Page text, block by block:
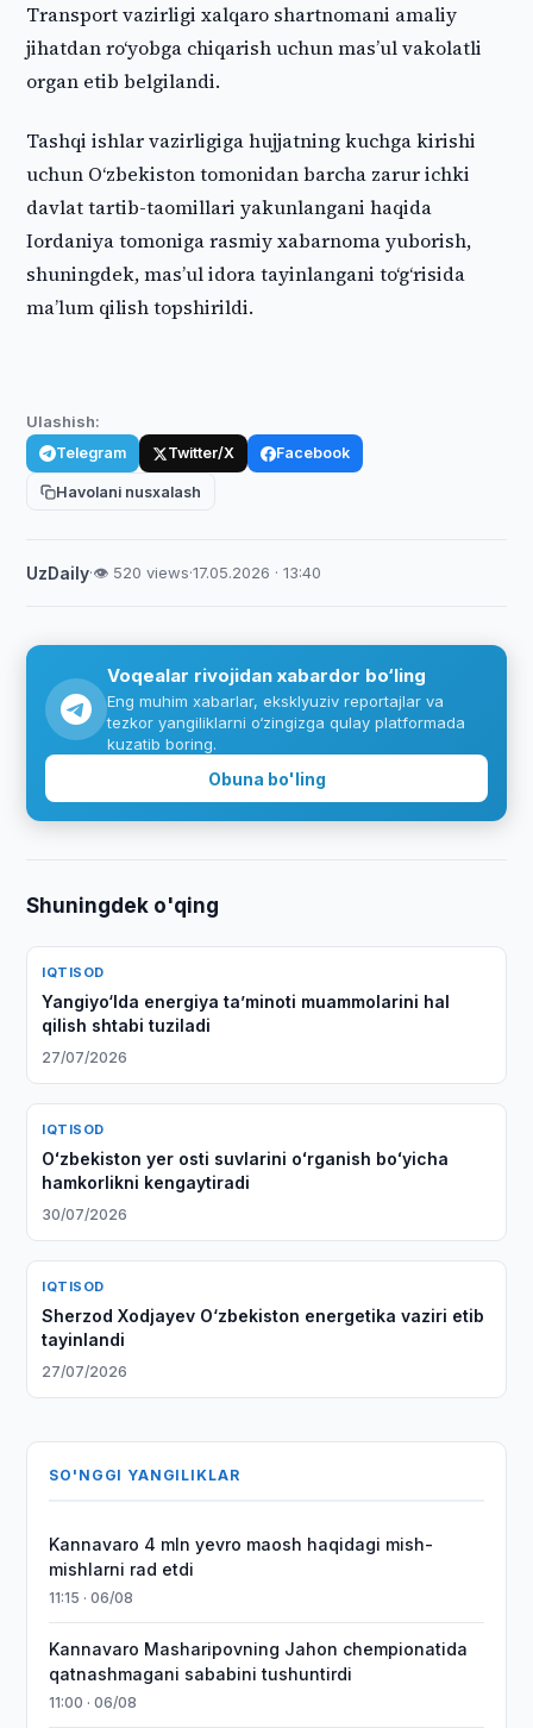
Transport vazirligi xalqaro shartnomani amaliy
jihatdan ro‘yobga chiqarish uchun masʼul vakolatli
organ etib belgilandi.
Tashqi ishlar vazirligiga hujjatning kuchga kirishi
uchun O‘zbekiston tomonidan barcha zarur ichki
davlat tartib-taomillari yakunlangani haqida
Iordaniya tomoniga rasmiy xabarnoma yuborish,
shuningdek, masʼul idora tayinlangani to‘g‘risida
maʼlum qilish topshirildi.
Ulashish:
Telegram Twitter/X Facebook
Havolani nusxalash
UzDaily·👁 520 views·17.05.2026 · 13:40
Voqealar rivojidan xabardor bo‘ling
Eng muhim xabarlar, eksklyuziv reportajlar va
tezkor yangiliklarni o‘zingizga qulay platformada
kuzatib boring.
Obuna bo'ling
Shuningdek o'qing
IQTISOD
Yangiyo‘lda energiya taʼminoti muammolarini hal
qilish shtabi tuziladi
27/07/2026
IQTISOD
Oʻzbekiston yer osti suvlarini oʻrganish boʻyicha
hamkorlikni kengaytiradi
30/07/2026
IQTISOD
Sherzod Xodjayev O‘zbekiston energetika vaziri etib
tayinlandi
27/07/2026
SO'NGGI YANGILIKLAR
Kannavaro 4 mln yevro maosh haqidagi mish-
mishlarni rad etdi
11:15 · 06/08
Kannavaro Masharipovning Jahon chempionatida
qatnashmagani sababini tushuntirdi
11:00 · 06/08